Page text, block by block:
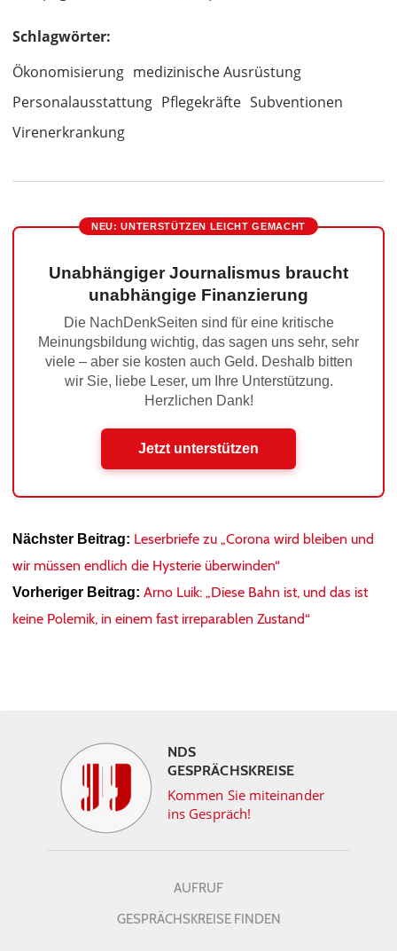
Schlagwörter:
Ökonomisierung medizinische Ausrüstung
Personalausstattung Pflegekräfte Subventionen
Virenerkrankung
NEU: UNTERSTÜTZEN LEICHT GEMACHT
Unabhängiger Journalismus braucht
unabhängige Finanzierung
Die NachDenkSeiten sind für eine kritische
Meinungsbildung wichtig, das sagen uns sehr, sehr
viele – aber sie kosten auch Geld. Deshalb bitten
wir Sie, liebe Leser, um Ihre Unterstützung.
Herzlichen Dank!
Jetzt unterstützen
Nächster Beitrag: Leserbriefe zu „Corona wird bleiben und
wir müssen endlich die Hysterie überwinden“
Vorheriger Beitrag: Arno Luik: „Diese Bahn ist, und das ist
keine Polemik, in einem fast irreparablen Zustand“
NDS
GESPRÄCHSKREISE
Kommen Sie miteinander
ins Gespräch!
AUFRUF
GESPRÄCHSKREISE FINDEN